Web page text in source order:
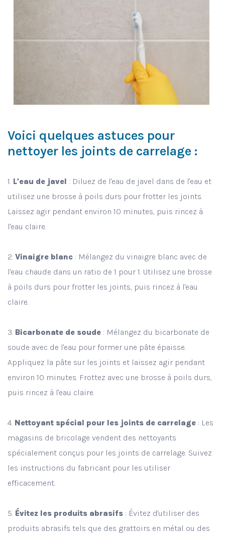
Voici quelques astuces pour
nettoyer les joints de carrelage :
1. L'eau de javel : Diluez de l'eau de javel dans de l'eau et
utilisez une brosse à poils durs pour frotter les joints.
Laissez agir pendant environ 10 minutes, puis rincez à
l'eau claire.
2. Vinaigre blanc : Mélangez du vinaigre blanc avec de
l'eau chaude dans un ratio de 1 pour 1. Utilisez une brosse
à poils durs pour frotter les joints, puis rincez à l'eau
claire.
3. Bicarbonate de soude : Mélangez du bicarbonate de
soude avec de l'eau pour former une pâte épaisse.
Appliquez la pâte sur les joints et laissez agir pendant
environ 10 minutes. Frottez avec une brosse à poils durs,
puis rincez à l'eau claire.
4. Nettoyant spécial pour les joints de carrelage : Les
magasins de bricolage vendent des nettoyants
spécialement conçus pour les joints de carrelage. Suivez
les instructions du fabricant pour les utiliser
efficacement.
5. Évitez les produits abrasifs : Évitez d'utiliser des
produits abrasifs tels que des grattoirs en métal ou des